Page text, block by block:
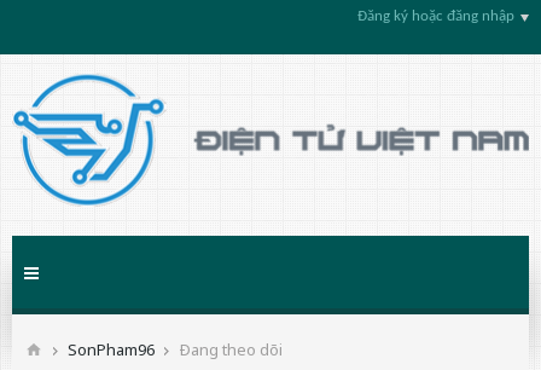
Đăng ký hoặc đăng nhập
SonPham96 Ðang theo dõi